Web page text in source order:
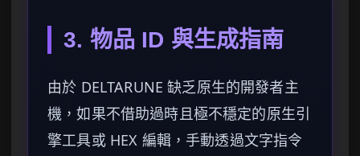
3. 物品 ID 與生成指南
由於 DELTARUNE 缺乏原生的開發者主
機，如果不借助過時且極不穩定的原生引
擎工具或 HEX 編輯，手動透過文字指令